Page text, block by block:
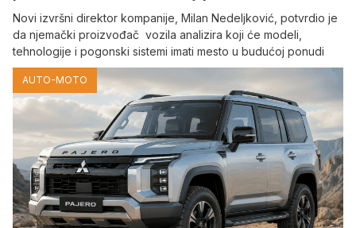
Novi izvršni direktor kompanije, Milan Nedeljković, potvrdio je
da njemački proizvođač vozila analizira koji će modeli,
tehnologije i pogonski sistemi imati mesto u budućoj ponudi
AUTO-MOTO